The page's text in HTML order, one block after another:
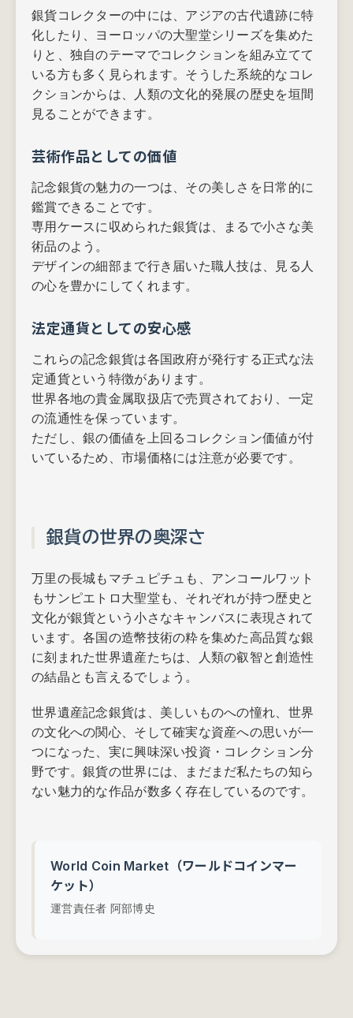
銀貨コレクターの中には、アジアの古代遺跡に特
化したり、ヨーロッパの大聖堂シリーズを集めた
りと、独自のテーマでコレクションを組み立てて
いる方も多く見られます。そうした系統的なコレ
クションからは、人類の文化的発展の歴史を垣間
見ることができます。
芸術作品としての価値
記念銀貨の魅力の一つは、その美しさを日常的に
鑑賞できることです。
専用ケースに収められた銀貨は、まるで小さな美
術品のよう。
デザインの細部まで行き届いた職人技は、見る人
の心を豊かにしてくれます。
法定通貨としての安心感
これらの記念銀貨は各国政府が発行する正式な法
定通貨という特徴があります。
世界各地の貴金属取扱店で売買されており、一定
の流通性を保っています。
ただし、銀の価値を上回るコレクション価値が付
いているため、市場価格には注意が必要です。
銀貨の世界の奥深さ
万里の長城もマチュピチュも、アンコールワット
もサンピエトロ大聖堂も、それぞれが持つ歴史と
文化が銀貨という小さなキャンバスに表現されて
います。各国の造幣技術の粋を集めた高品質な銀
に刻まれた世界遺産たちは、人類の叡智と創造性
の結晶とも言えるでしょう。
世界遺産記念銀貨は、美しいものへの憧れ、世界
の文化への関心、そして確実な資産への思いが一
つになった、実に興味深い投資・コレクション分
野です。銀貨の世界には、まだまだ私たちの知ら
ない魅力的な作品が数多く存在しているのです。
World Coin Market（ワールドコインマー
ケット）
運営責任者 阿部博史